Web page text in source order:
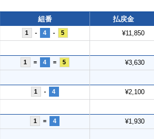
組番 払戻金
1 - 4 - 5 ¥11,850
1 = 4 = 5 ¥3,630
1 - 4 ¥2,100
1 = 4 ¥1,930